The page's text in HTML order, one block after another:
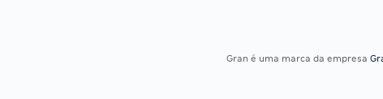
Gran é uma marca da empresa